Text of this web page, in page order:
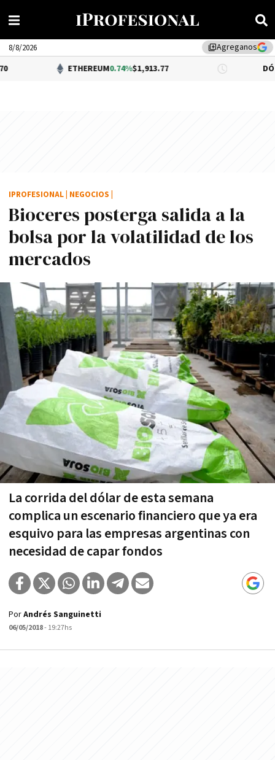
library_addAgreganos
8/8/2026
ETHEREUM0.74%$1,913.77 DÓLAR BNA
Bioceres posterga salida a la
bolsa por la volatilidad de los
mercados
La corrida del dólar de esta semana
complica un escenario financiero que ya era
esquivo para las empresas argentinas con
necesidad de capar fondos
IPROFESIONAL NEGOCIOS
PorAndrés Sanguinetti
06/05/2018- 19:27hs